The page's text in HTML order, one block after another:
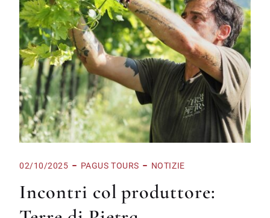
02/10/2025 PAGUS TOURS NOTIZIE
Incontri col produttore: